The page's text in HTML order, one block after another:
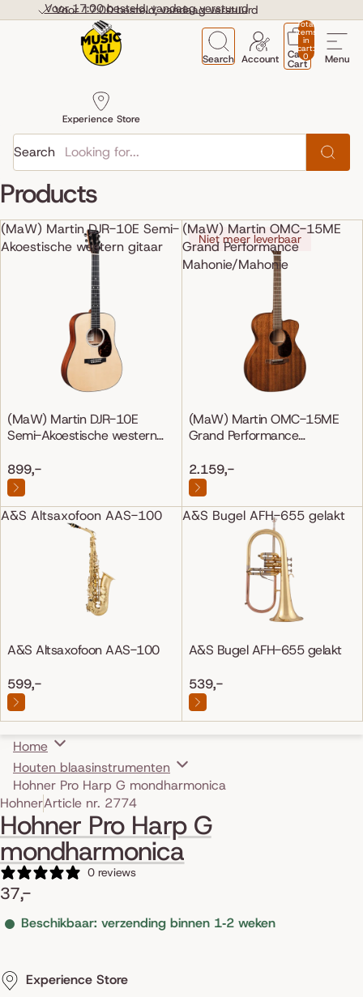
Voor 17:00 besteld, vandaag verstuurd
Voor 17:00 besteld, vandaag verstuurd
Menu
Search
Experience Store
Account
Total
items
in
cart:
0
Cart
Cart
Search
Products
(MaW) Martin DJR-10E Semi-
Akoestische western gitaar
(MaW) Martin DJR-10E
Semi-Akoestische western
899,-
(MaW) Martin OMC-15ME
Grand Performance
Mahonie/Mahonie
Niet meer leverbaar
(MaW) Martin OMC-15ME
Grand Performance
2.159,-
A&S Altsaxofoon AAS-100
A&S Altsaxofoon AAS-100
599,-
A&S Bugel AFH-655 gelakt
A&S Bugel AFH-655 gelakt
539,-
Home
Houten blaasinstrumenten
Hohner Pro Harp G mondharmonica
Skip to product information
HohnerArticle nr. 2774
Hohner Pro Harp G
mondharmonica
0 reviews
37,-
Beschikbaar: verzending binnen 1‑2 weken
Experience Store